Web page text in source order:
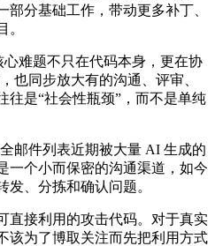
分基础工作，带动更多补丁、
。
难题不只在代码本身，更在协
也同步放大有的沟通、评审、
往是“社会性瓶颈”，而不是单纯
邮件列表近期被大量 AI 生成的
一个小而保密的沟通渠道，如今
、分拣和确认问题。
直接利用的攻击代码。对于真实
该为了博取关注而先把利用方式